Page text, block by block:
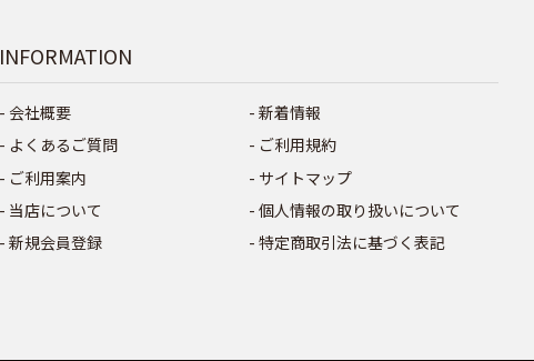
INFORMATION
会社概要
よくあるご質問
ご利用案内
当店について
新規会員登録
新着情報
ご利用規約
サイトマップ
個人情報の取り扱いについて
特定商取引法に基づく表記